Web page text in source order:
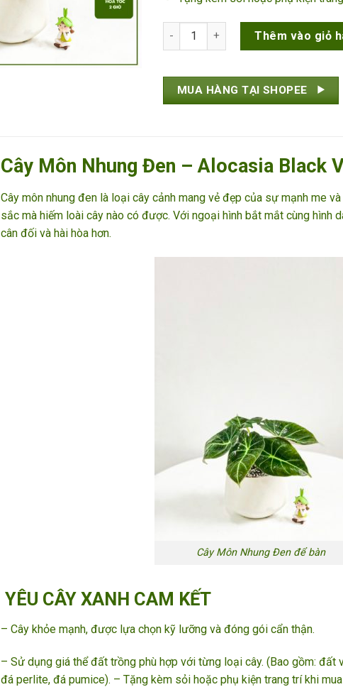
Cây Môn Nhung Đen số lượng
Thêm vào giỏ
MUA HÀNG TẠI SHOPEE
Cây Môn Nhung Đen – Alocasia Black
Cây môn nhung đen là loại cây cảnh mang vẻ đẹp của sự mạnh me
sắc mà hiếm loài cây nào có được. Với ngoại hình bắt mắt cùng hình
cân đối và hài hòa hơn.
Cây Môn Nhung Đen để bàn
YÊU CÂY XANH CAM KẾT
– Cây khỏe mạnh, được lựa chọn kỹ lưỡng và đóng gói cẩn thận.
– Sử dụng giá thể đất trồng phù hợp với từng loại cây. (Bao gồm: đất
đá perlite, đá pumice). – Tặng kèm sỏi hoặc phụ kiện trang trí khi